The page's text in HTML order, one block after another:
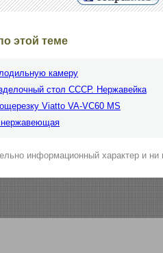
этой теме
камеру
стол СССР. Нержавейка
Viatto VA-VC60 MS
нержавеющая
информационный характер и ни